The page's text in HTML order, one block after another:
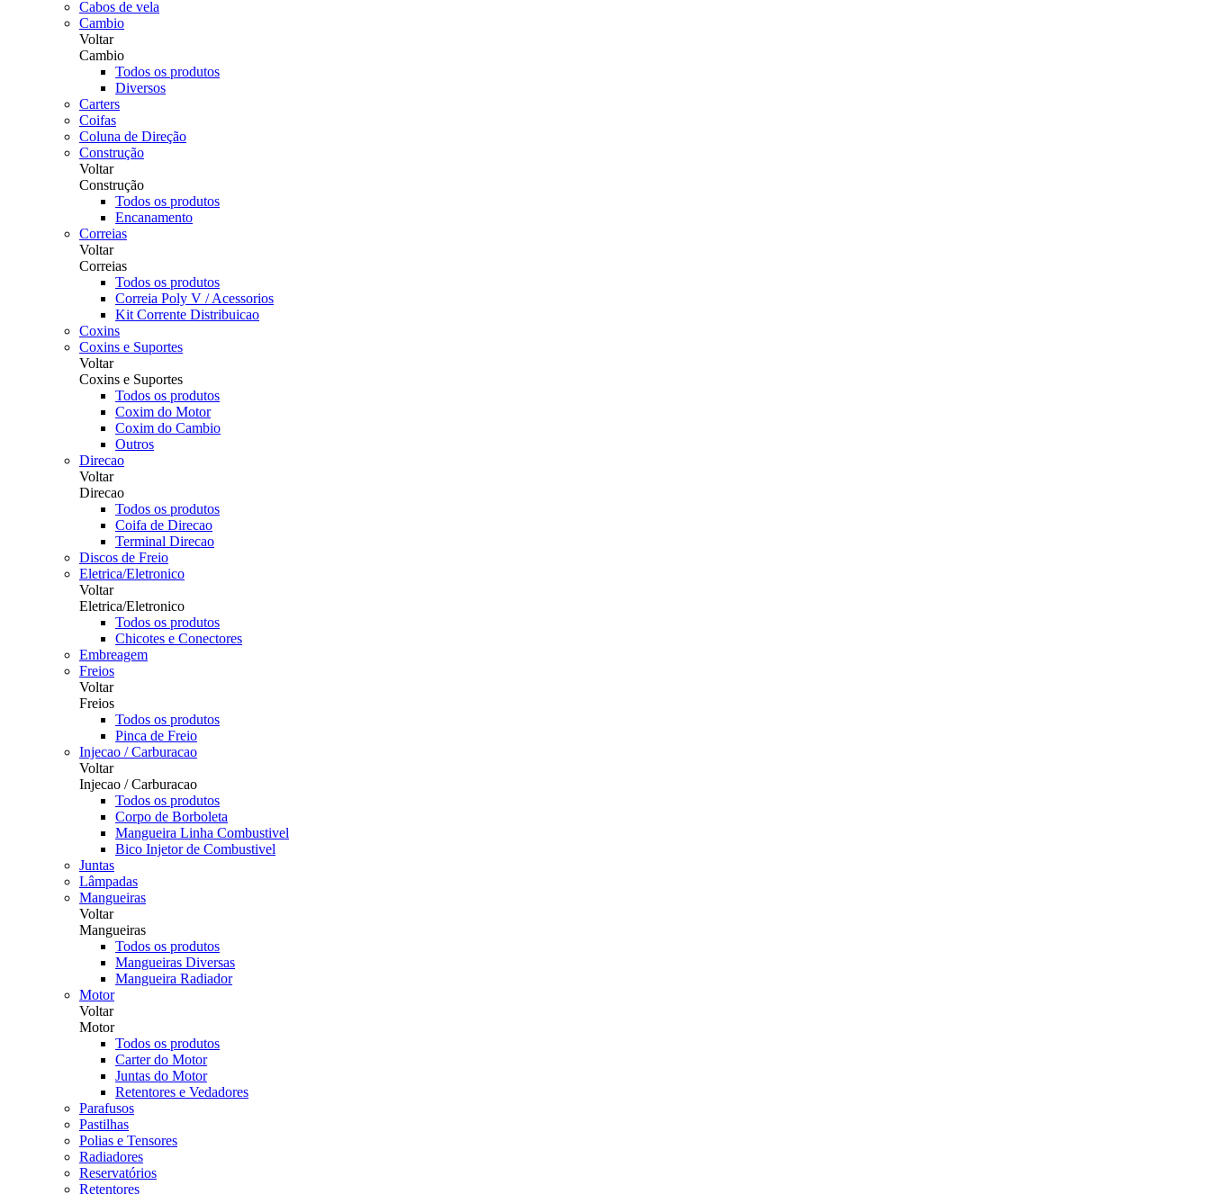
Cabos de vela
Cambio
Voltar
Cambio
Todos os produtos
Diversos
Carters
Coifas
Coluna de Direção
Construção
Voltar
Construção
Todos os produtos
Encanamento
Correias
Voltar
Correias
Todos os produtos
Correia Poly V / Acessorios
Kit Corrente Distribuicao
Coxins
Coxins e Suportes
Voltar
Coxins e Suportes
Todos os produtos
Coxim do Motor
Coxim do Cambio
Outros
Direcao
Voltar
Direcao
Todos os produtos
Coifa de Direcao
Terminal Direcao
Discos de Freio
Eletrica/Eletronico
Voltar
Eletrica/Eletronico
Todos os produtos
Chicotes e Conectores
Embreagem
Freios
Voltar
Freios
Todos os produtos
Pinca de Freio
Injecao / Carburacao
Voltar
Injecao / Carburacao
Todos os produtos
Corpo de Borboleta
Mangueira Linha Combustivel
Bico Injetor de Combustivel
Juntas
Lâmpadas
Mangueiras
Voltar
Mangueiras
Todos os produtos
Mangueiras Diversas
Mangueira Radiador
Motor
Voltar
Motor
Todos os produtos
Carter do Motor
Juntas do Motor
Retentores e Vedadores
Parafusos
Pastilhas
Polias e Tensores
Radiadores
Reservatórios
Retentores